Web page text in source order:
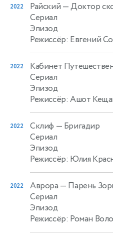
2022 Райский — Доктор
Сериал
Эпизод
Режиссёр: Евгений
2022 Кабинет
Сериал
Эпизод
Режиссёр: Ашот
2022 Склиф — Бригадир
Сериал
Эпизод
Режиссёр: Юлия
2022 Аврора — Парень
Сериал
Эпизод
Режиссёр: Роман